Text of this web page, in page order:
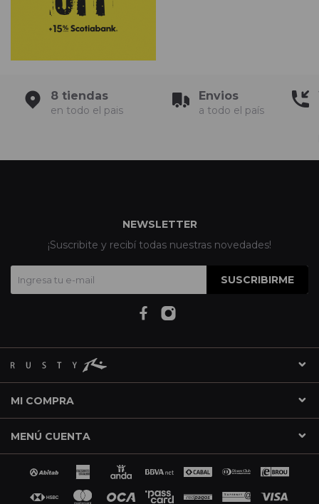
8 tiendas
en todo el pais
Envios
a todo el país
MI COMPRA
MENÚ CUENTA
NEWSLETTER
¡Suscribite y recibí todas nuestras novedades!
SUSCRIBIRME